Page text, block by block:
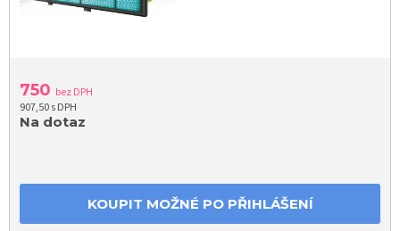
750 bez DPH
907,50 s DPH
Na dotaz
KOUPIT MOŽNÉ PO PŘIHLÁŠENÍ